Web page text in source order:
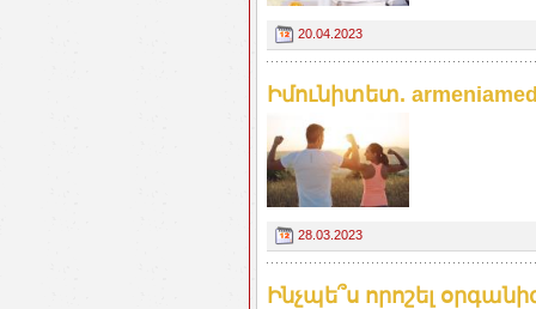
20.04.2023
Իմունիտետ.
28.03.2023
Ինչպե՞ս որոշել